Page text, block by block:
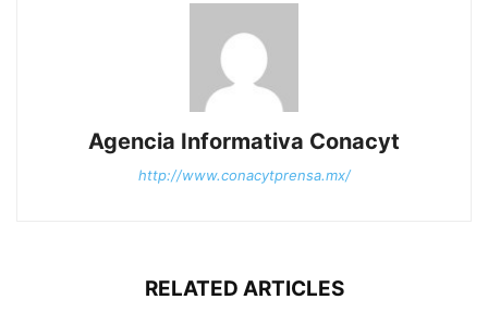
Agencia Informativa Conacyt
http://www.conacytprensa.mx/
RELATED ARTICLES